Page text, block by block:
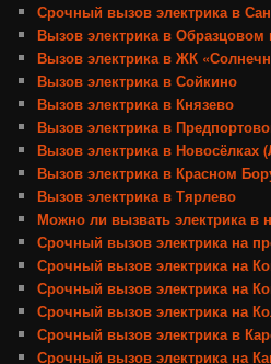
Срочный вызов электрика в
Вызов электрика в Образцовом
Вызов электрика в ЖК
Вызов электрика в Сойкино
Вызов электрика в Князево
Вызов электрика в
Вызов электрика в Новосёлках
Вызов электрика в Красном
Вызов электрика в Тярлево
Можно ли вызвать электрика в
Срочный вызов электрика на
Срочный вызов электрика на
Срочный вызов электрика на
Срочный вызов электрика на
Срочный вызов электрика в
Срочный вызов электрика на